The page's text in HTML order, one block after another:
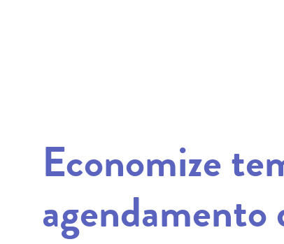
Economize